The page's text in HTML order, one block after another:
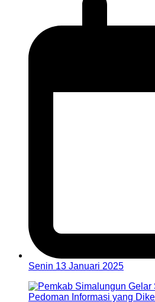
Senin 13 Januari 2025